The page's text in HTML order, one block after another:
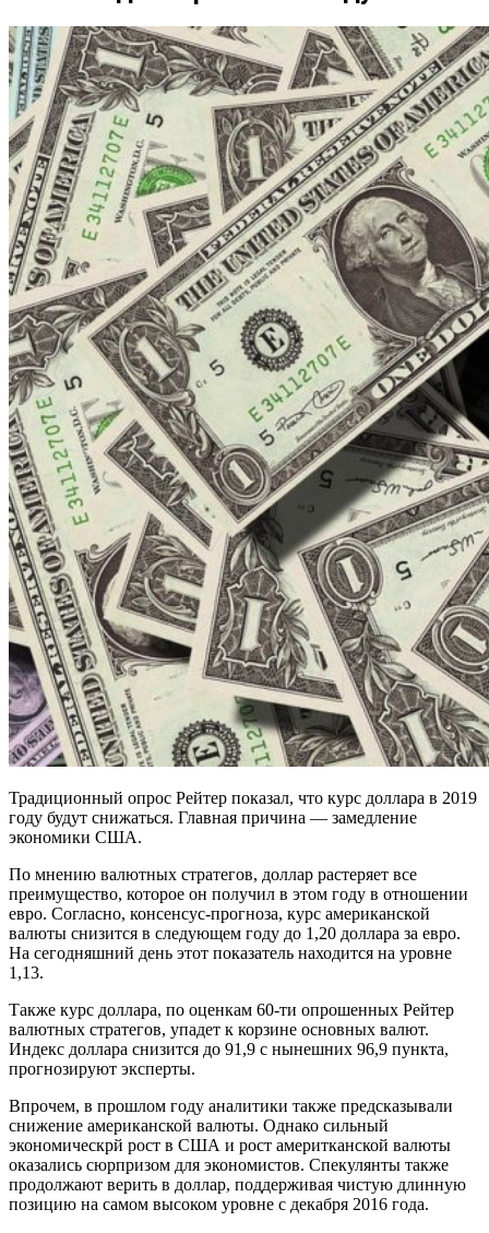
Традиционный опрос Рейтер показал, что курс доллара в 2019
году будут снижаться. Главная причина — замедление
экономики США.
По мнению валютных стратегов, доллар растеряет все
преимущество, которое он получил в этом году в отношении
евро. Согласно, консенсус-прогноза, курс американской
валюты снизится в следующем году до 1,20 доллара за евро.
На сегодняшний день этот показатель находится на уровне
1,13.
Также курс доллара, по оценкам 60-ти опрошенных Рейтер
валютных стратегов, упадет к корзине основных валют.
Индекс доллара снизится до 91,9 с нынешних 96,9 пункта,
прогнозируют эксперты.
Впрочем, в прошлом году аналитики также предсказывали
снижение американской валюты. Однако сильный
экономическрй рост в США и рост америтканской валюты
оказались сюрпризом для экономистов. Спекулянты также
продолжают верить в доллар, поддерживая чистую длинную
позицию на самом высоком уровне с декабря 2016 года.